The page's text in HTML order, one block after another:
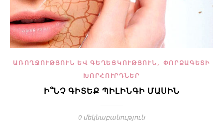
ԱՌՈՂՋՈՒԹՅՈՒՆ ԵՎ ԳԵՂԵՑԿՈՒԹՅՈՒՆ, ՓՈՐՁԱԳԵՏԻ
ԽՈՐՀՈՒՐԴՆԵՐ
Ի՞ՆՉ ԳԻՏԵՔ ՊԻԼԻՆԳԻ ՄԱՍԻՆ
0 մեկնաբանություն